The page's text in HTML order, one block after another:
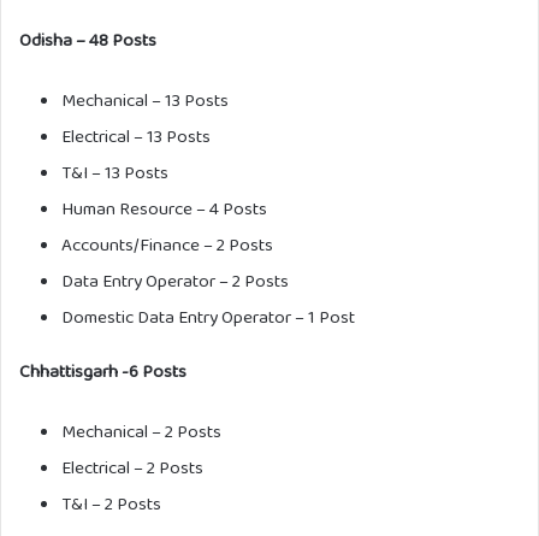
Odisha – 48 Posts
Mechanical – 13 Posts
Electrical – 13 Posts
T&I – 13 Posts
Human Resource – 4 Posts
Accounts/Finance – 2 Posts
Data Entry Operator – 2 Posts
Domestic Data Entry Operator – 1 Post
Chhattisgarh -6 Posts
Mechanical – 2 Posts
Electrical – 2 Posts
T&I – 2 Posts